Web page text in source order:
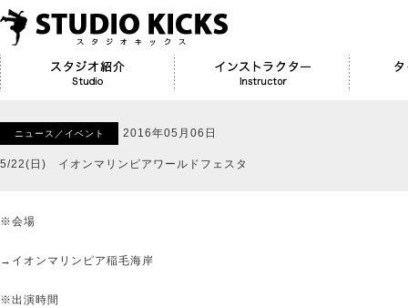
ニュース／イベント 2016年05月06日
5/22(日) イオンマリンピアワールドフェスタ
※会場
→イオンマリンピア稲毛海岸
※出演時間